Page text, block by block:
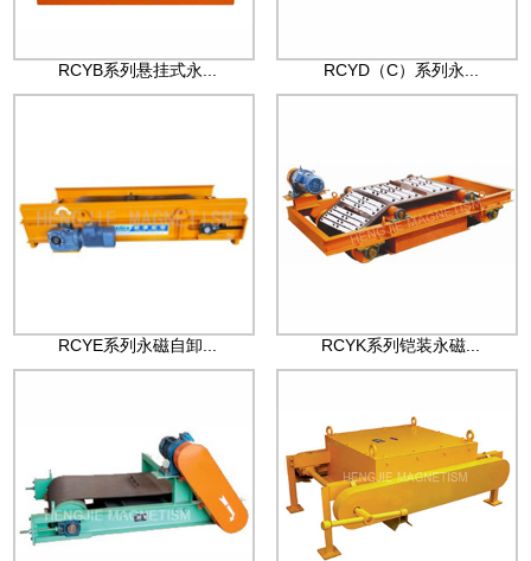
RCYB系列悬挂式永... RCYD（C）系列永...
RCYE系列永磁自卸... RCYK系列铠装永磁...